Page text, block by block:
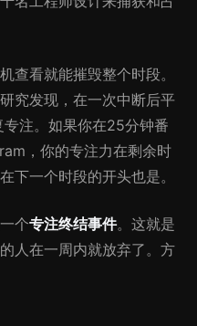
查看就能摧毁整个时段。
究发现，在一次中断后平
注。如果你在25分钟番
，你的专注力在剩余时
一个时段的开头也是。
个专注终结事件。这就是
人在一周内就放弃了。方